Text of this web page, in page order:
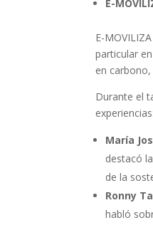
E-
E-
particular
en
Durante el
experiencias:
María
destacó
de la
Ronny
habló